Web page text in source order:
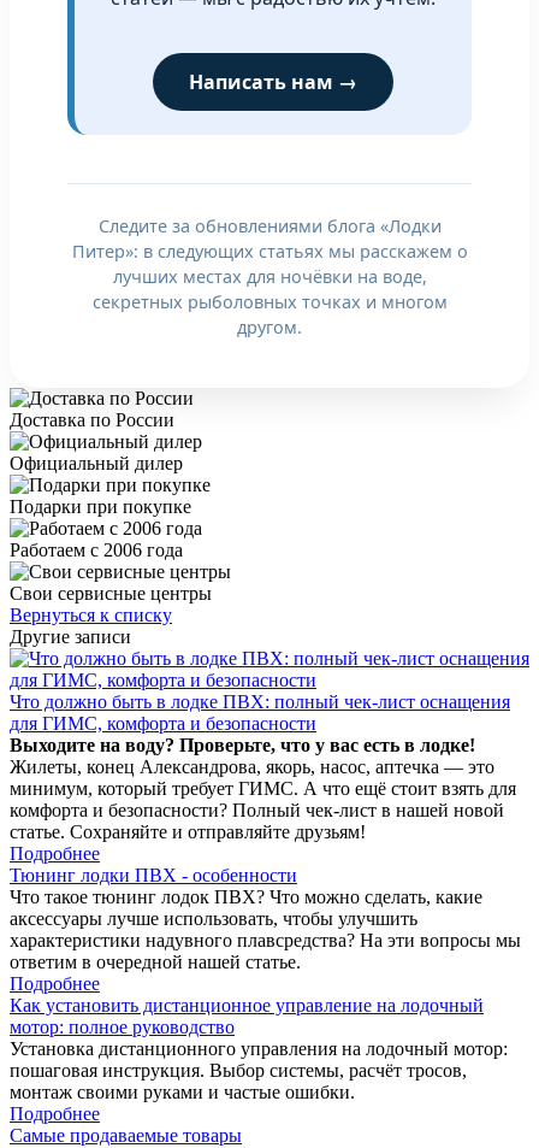
Написать нам →
Следите за обновлениями блога «Лодки
Питер»: в следующих статьях мы расскажем о
лучших местах для ночёвки на воде,
секретных рыболовных точках и многом
другом.
Доставка по России
Официальный дилер
Подарки при покупке
Работаем с 2006 года
Свои сервисные центры
Вернуться к списку
Другие записи
Что должно быть в лодке ПВХ: полный чек-лист оснащения
для ГИМС, комфорта и безопасности
Выходите на воду? Проверьте, что у вас есть в лодке!
Жилеты, конец Александрова, якорь, насос, аптечка — это
минимум, который требует ГИМС. А что ещё стоит взять для
комфорта и безопасности? Полный чек-лист в нашей новой
статье. Сохраняйте и отправляйте друзьям!
Подробнее
Тюнинг лодки ПВХ - особенности
Что такое тюнинг лодок ПВХ? Что можно сделать, какие
аксессуары лучше использовать, чтобы улучшить
характеристики надувного плавсредства? На эти вопросы мы
ответим в очередной нашей статье.
Подробнее
Как установить дистанционное управление на лодочный
мотор: полное руководство
Установка дистанционного управления на лодочный мотор:
пошаговая инструкция. Выбор системы, расчёт тросов,
монтаж своими руками и частые ошибки.
Подробнее
Самые продаваемые товары